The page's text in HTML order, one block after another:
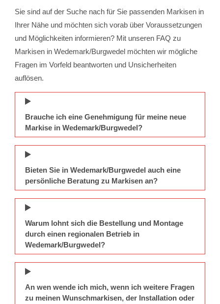
Sie sind auf der Suche nach für Sie passenden Markisen in
Ihrer Nähe und möchten sich vorab über Voraussetzungen
und Möglichkeiten informieren? Mit unseren FAQ zu
Markisen in Wedemark/Burgwedel möchten wir mögliche
Fragen im Vorfeld beantworten und Unsicherheiten
auflösen.
Brauche ich eine Genehmigung für meine neue
Markise in Wedemark/Burgwedel?
Bieten Sie in Wedemark/Burgwedel auch eine
persönliche Beratung zu Markisen an?
Warum lohnt sich die Bestellung und Montage
durch einen regionalen Betrieb in
Wedemark/Burgwedel?
An wen wende ich mich, wenn ich weitere Fragen
zu meinen Wunschmarkisen, der Installation oder